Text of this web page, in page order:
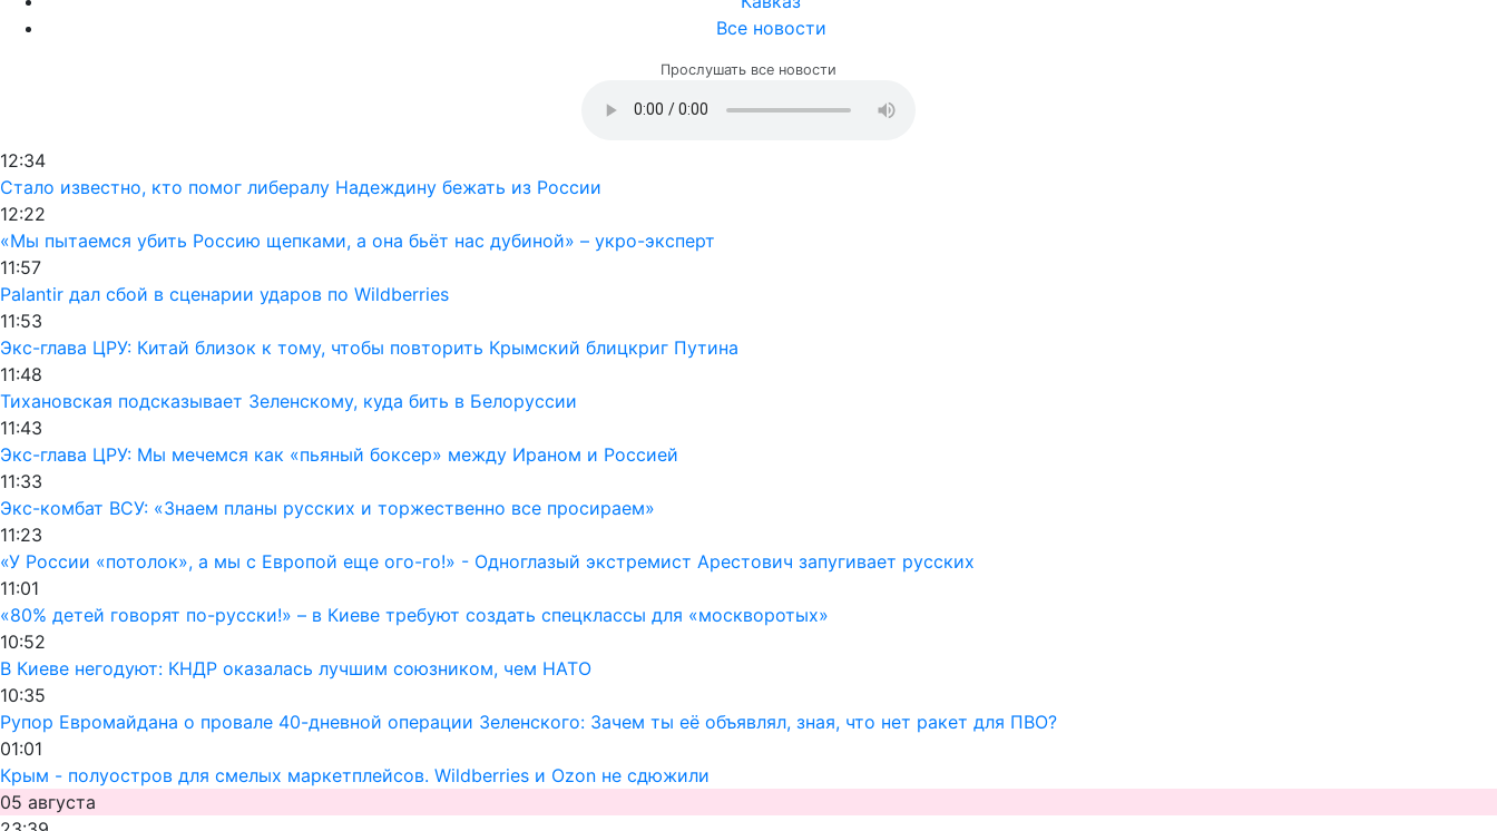
Все новости
Прослушать все новости
12:34
Стало известно, кто помог либералу Надеждину бежать из России
12:22
«Мы пытаемся убить Россию щепками, а она бьёт нас дубиной» – укро-эксперт
11:57
Palantir дал сбой в сценарии ударов по Wildberries
11:53
Экс-глава ЦРУ: Китай близок к тому, чтобы повторить Крымский блицкриг Путина
11:48
Тихановская подсказывает Зеленскому, куда бить в Белоруссии
11:43
Экс-глава ЦРУ: Мы мечемся как «пьяный боксер» между Ираном и Россией
11:33
Экс-комбат ВСУ: «Знаем планы русских и торжественно все просираем»
11:23
«У России «потолок», а мы с Европой еще ого-го!» - Одноглазый экстремист Арестович запугивает русских
11:01
«80% детей говорят по-русски!» – в Киеве требуют создать спецклассы для «москворотых»
10:52
В Киеве негодуют: КНДР оказалась лучшим союзником, чем НАТО
10:35
Рупор Евромайдана о провале 40-дневной операции Зеленского: Зачем ты её объявлял, зная, что нет ракет для ПВО?
01:01
Крым - полуостров для смелых маркетплейсов. Wildberries и Ozon не сдюжили
05 августа